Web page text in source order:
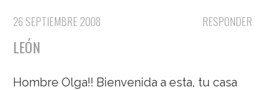
RESPONDER
26 SEPTIEMBRE 2008
LEÓN
Hombre Olga!! Bienvenida a esta, tu casa